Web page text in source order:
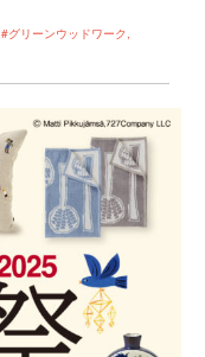
#グリーンウッドワーク